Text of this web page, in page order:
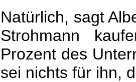
Natürlich, sagt
Strohmann
Prozent des
sei nichts für ihn,